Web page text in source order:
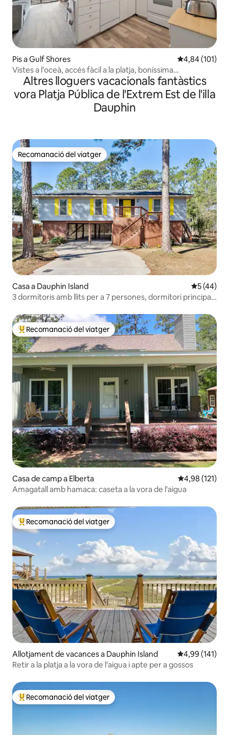
Pis a Gulf Shores 4,84 de
4,84 (101)
Vistes a l'oceà, accés fàcil a la platja, boníssima
remodelació
Altres lloguers vacacionals fantàstics
vora Platja Pública de l'Extrem Est de l'illa
Dauphin
Recomanació del viatger
Recomanació del viatger
Casa a Dauphin Island 5 de
5 (44)
3 dormitoris amb llits per a 7 persones, dormitori principal
Principals recomanacions dels viatgers
Recomanació del viatger
Casa de camp a Elberta 4,98 de
4,98 (121)
Amagatall amb hamaca: caseta a la vora de l'aigua
Principals recomanacions dels viatgers
Recomanació del viatger
Allotjament de vacances a Dauphin Island 4,99 de
4,99 (141)
Retir a la platja a la vora de l'aigua i apte per a gossos
Principals recomanacions dels viatgers
Recomanació del viatger